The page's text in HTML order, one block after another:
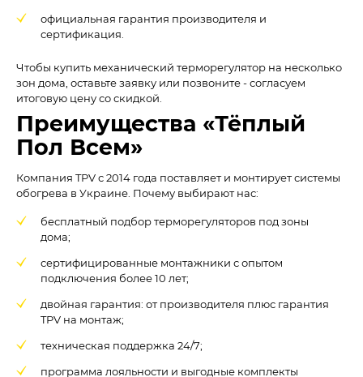
официальная гарантия производителя и
сертификация.
Чтобы купить механический терморегулятор на несколько
зон дома, оставьте заявку или позвоните - согласуем
итоговую цену со скидкой.
Преимущества «Тёплый
Пол Всем»
Компания TPV с 2014 года поставляет и монтирует системы
обогрева в Украине. Почему выбирают нас:
бесплатный подбор терморегуляторов под зоны
дома;
сертифицированные монтажники с опытом
подключения более 10 лет;
двойная гарантия: от производителя плюс гарантия
TPV на монтаж;
техническая поддержка 24/7;
программа лояльности и выгодные комплекты